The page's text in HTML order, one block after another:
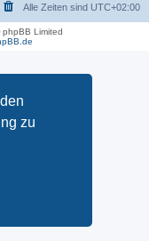
zu
Alle Zeiten sind UTC+02:00
Limited